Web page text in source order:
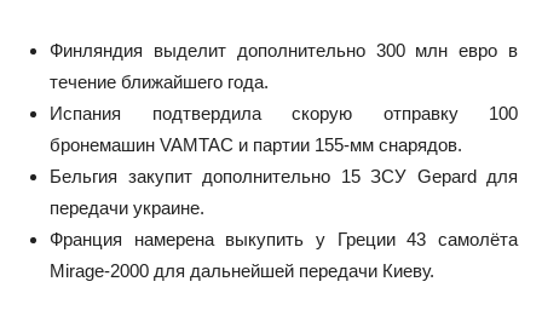
Финляндия выделит дополнительно 300 млн евро в
течение ближайшего года.
Испания подтвердила скорую отправку 100
бронемашин VAMTAC и партии 155-мм снарядов.
Бельгия закупит дополнительно 15 ЗСУ Gepard для
передачи украине.
Франция намерена выкупить у Греции 43 самолёта
Mirage-2000 для дальнейшей передачи Киеву.